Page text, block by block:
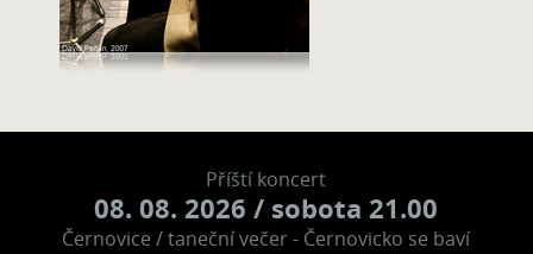
Příští koncert
08. 08. 2026 / sobota 21.00
Černovice / taneční večer - Černovicko se baví